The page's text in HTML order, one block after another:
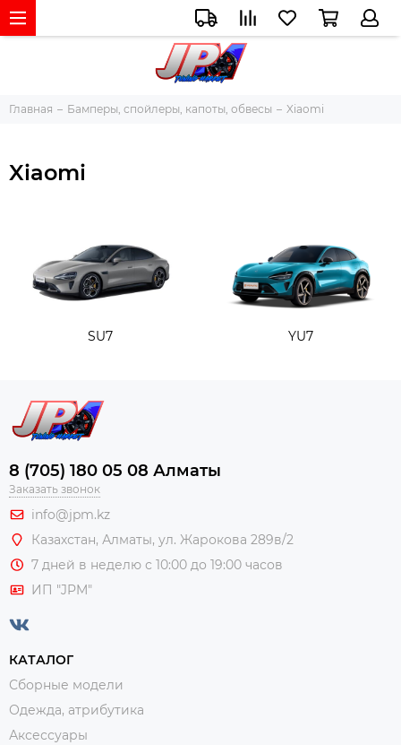
Главная Бамперы, спойлеры, капоты, обвесы Xiaomi
Xiaomi
SU7 YU7
8 (705) 180 05 08 Алматы
Заказать звонок
info@jpm.kz
Казахстан, Алматы, ул. Жарокова 289в/2
7 дней в неделю с 10:00 до 19:00 часов
ИП "JPM"
КАТАЛОГ
Сборные модели
Одежда, атрибутика
Аксессуары